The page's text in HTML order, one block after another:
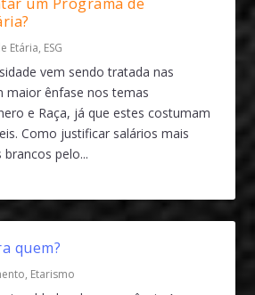
Etária, ESG
vem sendo tratada nas
maior ênfase nos temas
e Raça, já que estes costumam
Como justificar salários mais
pelo...
quem?
, Etarismo